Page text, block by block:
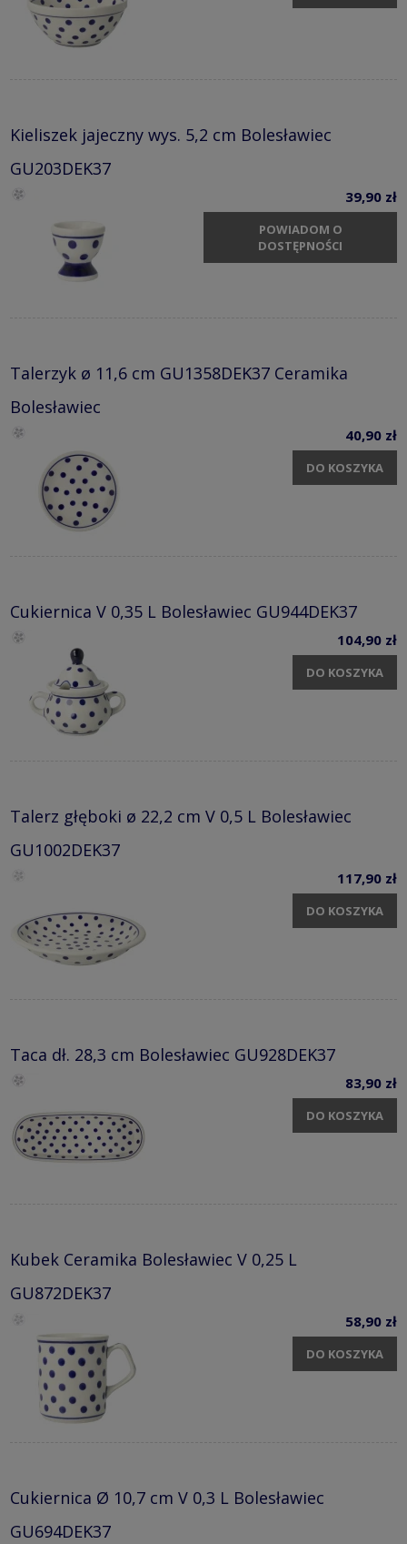
Kieliszek jajeczny wys. 5,2 cm Bolesławiec
GU203DEK37
39,90 zł
POWIADOM O
DOSTĘPNOŚCI
Talerzyk ø 11,6 cm GU1358DEK37 Ceramika
Bolesławiec
40,90 zł
DO KOSZYKA
Cukiernica V 0,35 L Bolesławiec GU944DEK37
104,90 zł
DO KOSZYKA
Talerz głęboki ø 22,2 cm V 0,5 L Bolesławiec
GU1002DEK37
117,90 zł
DO KOSZYKA
Taca dł. 28,3 cm Bolesławiec GU928DEK37
83,90 zł
DO KOSZYKA
Kubek Ceramika Bolesławiec V 0,25 L
GU872DEK37
58,90 zł
DO KOSZYKA
Cukiernica Ø 10,7 cm V 0,3 L Bolesławiec
GU694DEK37